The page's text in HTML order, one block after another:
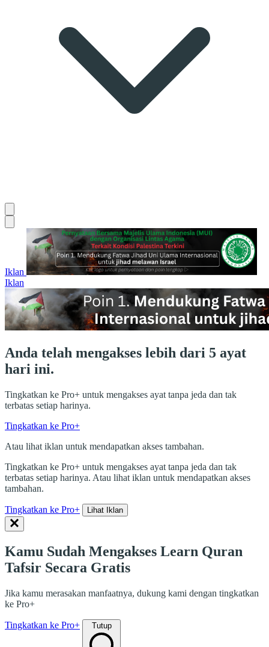
Iklan
Iklan
Anda telah mengakses lebih dari 5 ayat
hari ini.
Tingkatkan ke Pro+ untuk mengakses ayat tanpa jeda dan tak
terbatas setiap harinya.
Tingkatkan ke Pro+
Atau lihat iklan untuk mendapatkan akses tambahan.
Tingkatkan ke Pro+ untuk mengakses ayat tanpa jeda dan tak
terbatas setiap harinya. Atau lihat iklan untuk mendapatkan akses
tambahan.
Tingkatkan ke Pro+ Lihat Iklan
Kamu Sudah Mengakses Learn Quran
Tafsir Secara Gratis
Jika kamu merasakan manfaatnya, dukung kami dengan tingkatkan
ke Pro+
Tingkatkan ke Pro+ Tutup